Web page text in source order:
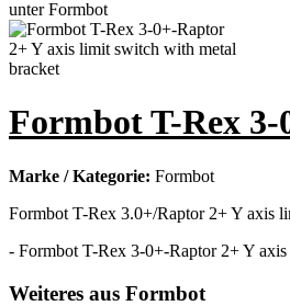
Formbot T-Rex
Marke / Kategorie: Formbot
Formbot T-Rex 3.0+/Raptor 2+ Y axis
- Formbot T-Rex 3-0+-Raptor 2+ Y
Weiteres aus Formbot